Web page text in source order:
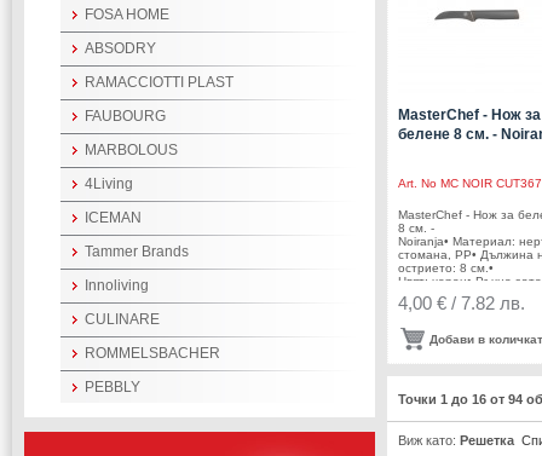
MasterChef - Нож за
белене 8 см. -
Art. No MC NOIR
MasterChef - Нож за
8 см. -
Noiranja• Материал:
стомана, PP• Дължина
острието: 8 см.•
Цвят: черен• Ръчно
Тегло: 0,041
кг.Производител: Arovo
MasterChef лого са
търговска марка на
лиценз от AROVO BV.
4,00 € / 7.82 лв.
Добави в
Точки 1 до 16 от 94
Виж като: Решетка
FOSA HOME
ABSODRY
RAMACCIOTTI PLAST
FAUBOURG
MARBOLOUS
4Living
ICEMAN
Tammer Brands
Innoliving
CULINARE
ROMMELSBACHER
PEBBLY